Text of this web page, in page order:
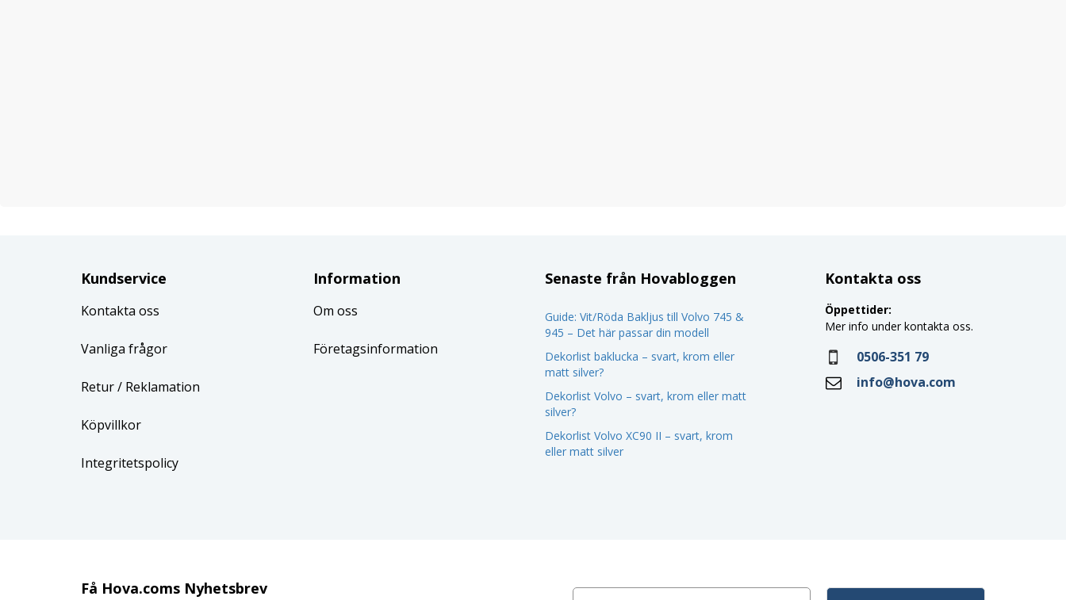
Kundservice
Kontakta oss
Vanliga frågor
Retur/ Reklamation
Köpvillkor
Integritetspolicy
Information
Om oss
Företagsinformation
Senaste från Hovabloggen
Guide: Vit/Röda Bakljus till Volvo 745 &
945 – Det här passar din modell
Dekorlist baklucka – svart, krom eller
matt silver?
Dekorlist Volvo – svart, krom eller matt
silver?
Dekorlist Volvo XC90 II – svart, krom
eller matt silver
Kontakta oss
Öppettider:
Mer info under kontakta oss.
0506-351 79
info@hova.com
Få Hova.coms Nyhetsbrev